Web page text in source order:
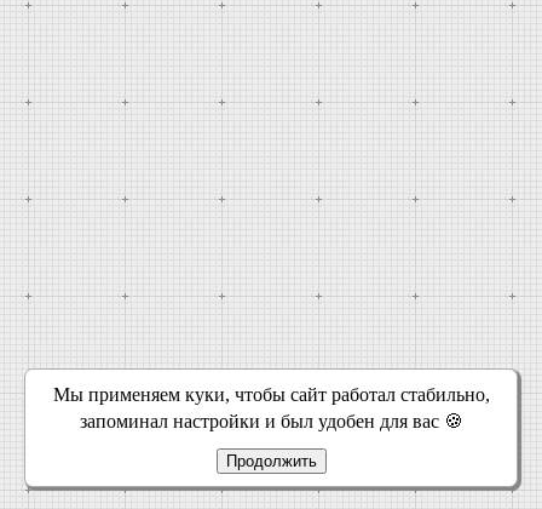
Мы применяем куки, чтобы сайт работал стабильно,
запоминал настройки и был удобен для вас 🍪
Продолжить